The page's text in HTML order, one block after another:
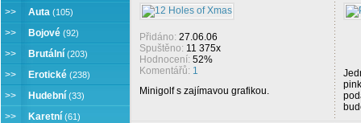
>> Auta (105)
>> Bojové (92)
>> Brutální (203)
>> Erotické (238)
>> Hudební (33)
>> Karetní (61)
Přidáno: 27.06.06
Spuštěno: 11 375x
Hodnocení: 52%
Komentářů: 1
Minigolf s zajímavou grafikou.